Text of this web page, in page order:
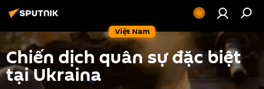
Việt Nam
Chiến dịch quân sự đặc biệt
tại Ukraina